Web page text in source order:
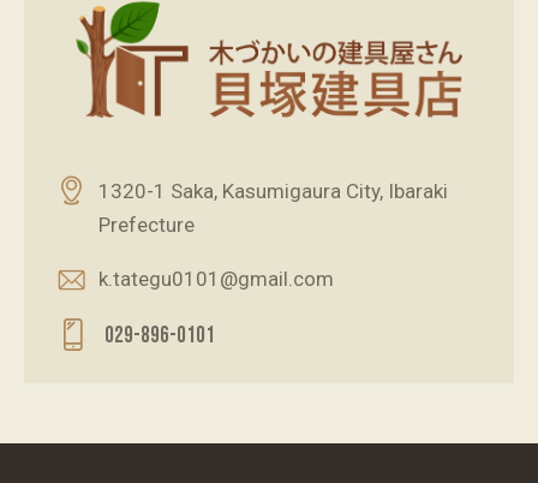
1320-1 Saka, Kasumigaura City, Ibaraki
Prefecture
k.tategu0101@gmail.com
029-896-0101